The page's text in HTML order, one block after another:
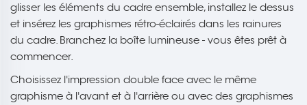
glisser les éléments du cadre ensemble, installez le dessus
et insérez les graphismes rétro-éclairés dans les rainures
du cadre. Branchez la boîte lumineuse - vous êtes prêt à
commencer.
Choisissez l'impression double face avec le même
graphisme à l'avant et à l'arrière ou avec des graphismes